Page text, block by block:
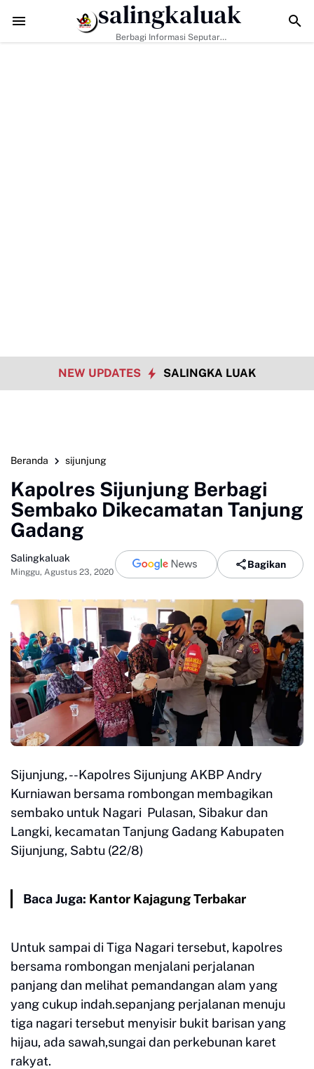
Tantangan Era Digital, Arisal Aziz Ajak Masyarakat Perkuat
salingkaluak
Berbagi Informasi Seputar
NEW UPDATES SALINGKA LUAK
Beranda sijunjung
Kapolres Sijunjung Berbagi
Sembako Dikecamatan Tanjung
Gadang
Salingkaluak
Minggu, Agustus 23, 2020
Bagikan
Sijunjung, --Kapolres Sijunjung AKBP Andry
Kurniawan bersama rombongan membagikan
sembako untuk Nagari Pulasan, Sibakur dan
Langki, kecamatan Tanjung Gadang Kabupaten
Sijunjung, Sabtu (22/8)
Baca Juga: Kantor Kajagung Terbakar
Untuk sampai di Tiga Nagari tersebut, kapolres
bersama rombongan menjalani perjalanan
panjang dan melihat pemandangan alam yang
yang cukup indah.sepanjang perjalanan menuju
tiga nagari tersebut menyisir bukit barisan yang
hijau, ada sawah,sungai dan perkebunan karet
rakyat.